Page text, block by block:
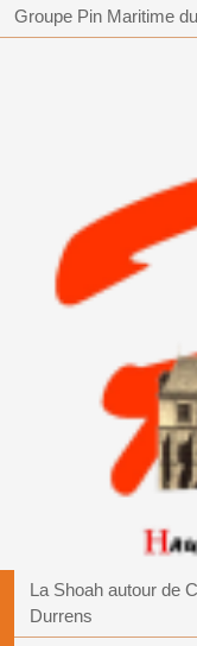
Groupe Pin Maritime
La Shoah autour de
Durrens